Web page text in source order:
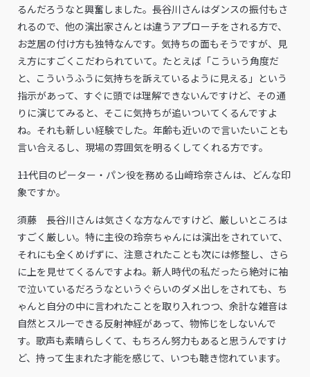
るんだろうなと興奮しました。長谷川さんはダンスの振付もさ
れるので、他の演出家さんとは違うアプローチをされる方で、
お芝居の付け方も独特なんです。気持ちの面もそうですが、見
え方にすごくこだわられていて。たとえば「こういう角度だ
と、こういうふうに気持ちを訴えているように見える」という
指示があって、すぐに頭では理解できないんですけど、その通
りに演じてみると、そこに気持ちが追いついてくるんですよ
ね。それも新しい経験でした。年齢も近いので言いたいことも
言い合えるし、現場の雰囲気を明るくしてくれる方です。
――11代目のピーター・パン役を務める山﨑玲奈さんは、どんな印
象ですか。
須藤 長谷川さんは気さくな方なんですけど、厳しいところは
すごく厳しい。特に主役の玲奈ちゃんには演出をされていて、
それにも全くめげずに、注意されたことも次には修整し、さら
に上を見せてくるんですよね。新人時代の私だったら絶対に袖
で泣いているだろうなというぐらいのダメ出しをされても、ち
ゃんと自分の中に言われたことを取り入れつつ、余計な雑音は
自然とスルーできる反射神経があって、物怖じをしないんで
す。歌声も素晴らしくて、もちろん努力もあると思うんですけ
ど、持って生まれた才能を感じて、いつも聴き惚れています。